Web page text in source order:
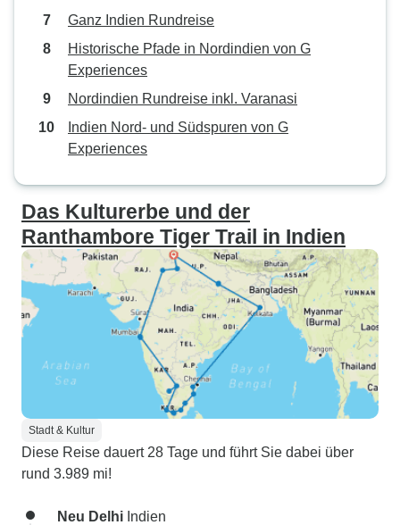
Ganz Indien Rundreise
Historische Pfade in Nordindien von G
Experiences
Nordindien Rundreise inkl. Varanasi
Indien Nord- und Südspuren von G
Experiences
Das Kulturerbe und der
Ranthambore Tiger Trail in Indien
Stadt & Kultur
Diese Reise dauert 28 Tage und führt Sie dabei über
rund 3.989 mi!
Neu Delhi Indien